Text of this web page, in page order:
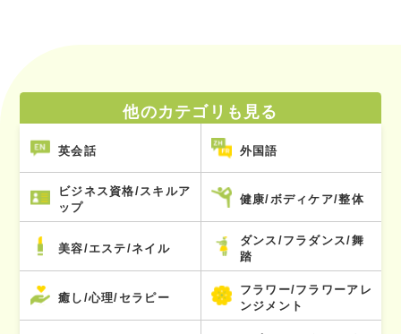
他のカテゴリも見る
英会話 外国語
ビジネス資格/スキルア
ップ
健康/ボディケア/整体
美容/エステ/ネイル
ダンス/フラダンス/舞
踏
癒し/心理/セラピー
フラワー/フラワーアレ
ンジメント